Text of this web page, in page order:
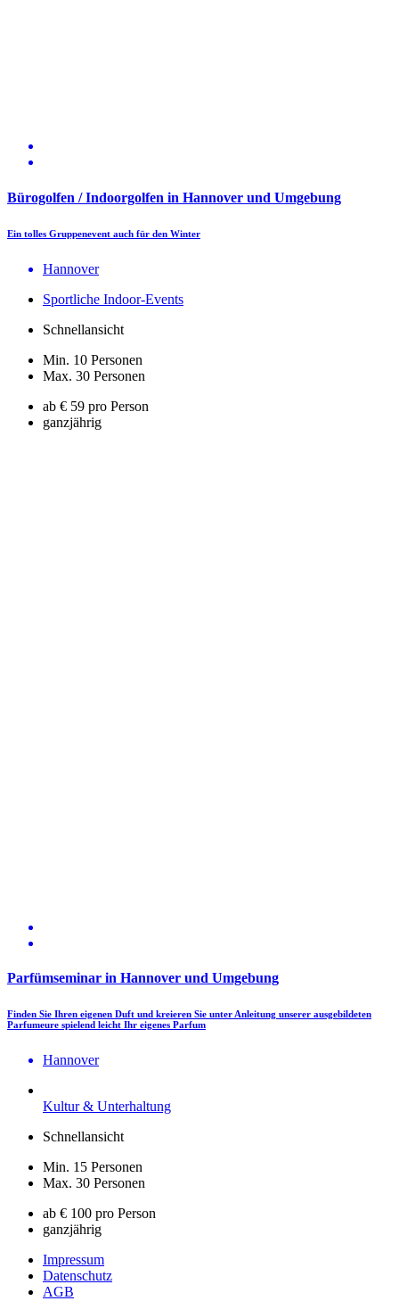
Bürogolfen / Indoorgolfen in Hannover und Umgebung
Ein tolles Gruppenevent auch für den Winter
Hannover
Sportliche Indoor-Events
Schnellansicht
Min. 10 Personen
Max. 30 Personen
ab € 59 pro Person
ganzjährig
Parfümseminar in Hannover und Umgebung
Finden Sie Ihren eigenen Duft und kreieren Sie unter Anleitung unserer ausgebildeten
Parfumeure spielend leicht Ihr eigenes Parfum
Hannover
Kultur & Unterhaltung
Schnellansicht
Min. 15 Personen
Max. 30 Personen
ab € 100 pro Person
ganzjährig
Impressum
Datenschutz
AGB